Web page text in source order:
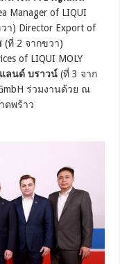
Manager of LIQUI
า) Director Export of
(ที่ 2 จากขวา)
of LIQUI MOLY
ลนด์ บราวน์ (ที่ 3 จาก
ร่วมงานด้วย ณ
ดพร้าว